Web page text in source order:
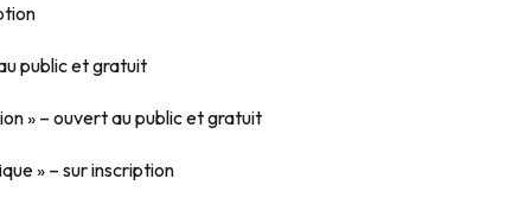
public et gratuit
» – ouvert au public et gratuit
» – sur inscription